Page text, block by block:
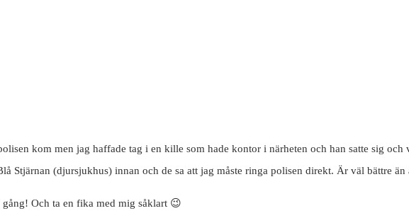
kom men jag haffade tag i en kille som hade kontor i närheten och han satte sig
Stjärnan (djursjukhus) innan och de sa att jag måste ringa polisen direkt. Är väl bättre
gång! Och ta en fika med mig såklart 😉